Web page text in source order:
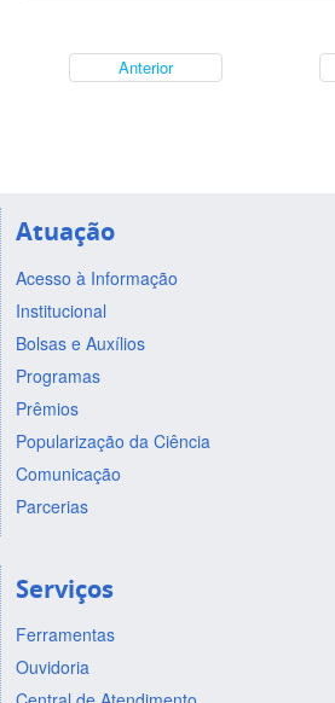
Anterior
Atuação
Acesso à Informação
Institucional
Bolsas e Auxílios
Programas
Prêmios
Popularização da Ciência
Comunicação
Parcerias
Serviços
Ferramentas
Ouvidoria